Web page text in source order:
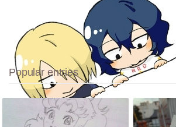
Popular entries